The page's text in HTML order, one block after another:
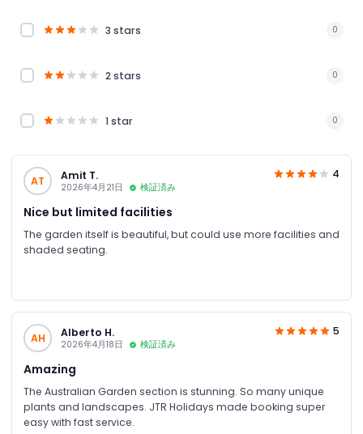
3 stars 0
2 stars 0
1 star 0
AT Amit T.
2026年4月21日 検証済み
4
Nice but limited facilities
The garden itself is beautiful, but could use more facilities and
shaded seating.
AH Alberto H.
2026年4月18日 検証済み
5
Amazing
The Australian Garden section is stunning. So many unique
plants and landscapes. JTR Holidays made booking super
easy with fast service.